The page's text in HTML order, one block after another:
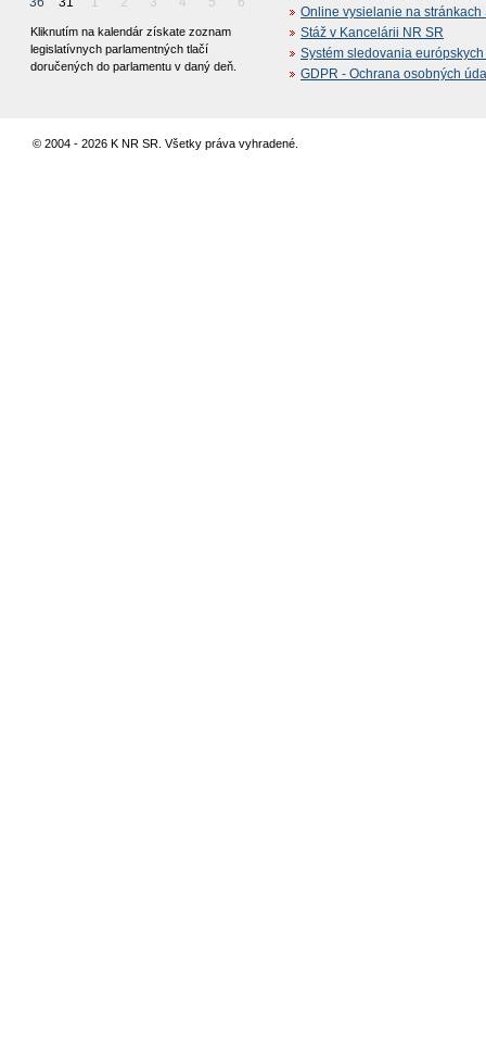
Kliknutím na kalendár získate zoznam
legislatívnych parlamentných tlačí
doručených do parlamentu v daný deň.
Online vysielanie na stránkach
Stáž v Kancelárii NR SR
Systém sledovania
GDPR - Ochrana osobných
© 2004 - 2026 K NR SR. Všetky práva vyhradené.